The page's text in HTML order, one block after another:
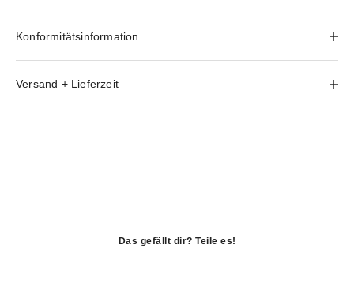
Konformitätsinformation
Versand + Lieferzeit
Das gefällt dir? Teile es!